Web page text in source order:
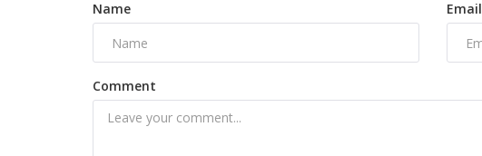
Name Email
Comment
Turska serija Uc Kiz Kardes / Tri sestre -